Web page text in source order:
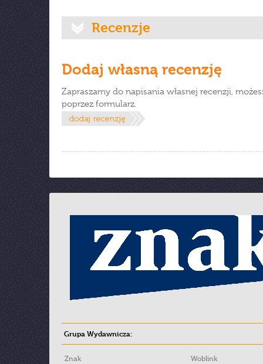
Recenzje
Dodaj własną recenzję
Zapraszamy do napisania własnej recenzji,
poprzez formularz.
Grupa Wydawnicza:
Znak
Woblink